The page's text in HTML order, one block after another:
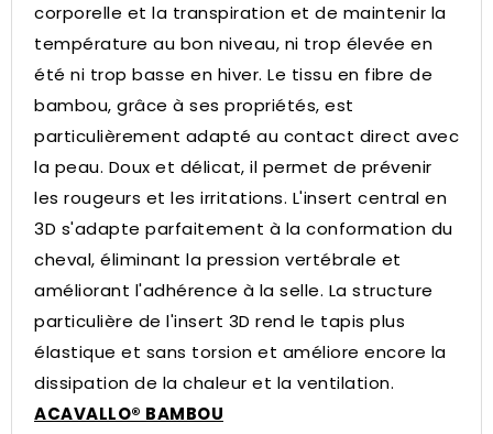
corporelle et la transpiration et de maintenir la
température au bon niveau, ni trop élevée en
été ni trop basse en hiver. Le tissu en fibre de
bambou, grâce à ses propriétés, est
particulièrement adapté au contact direct avec
la peau. Doux et délicat, il permet de prévenir
les rougeurs et les irritations. L'insert central en
3D s'adapte parfaitement à la conformation du
cheval, éliminant la pression vertébrale et
améliorant l'adhérence à la selle. La structure
particulière de l'insert 3D rend le tapis plus
élastique et sans torsion et améliore encore la
dissipation de la chaleur et la ventilation.
ACAVALLO® BAMBOU